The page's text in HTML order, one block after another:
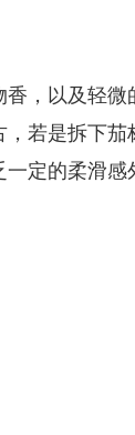
，以及轻微
若是拆下茄
定的柔滑感